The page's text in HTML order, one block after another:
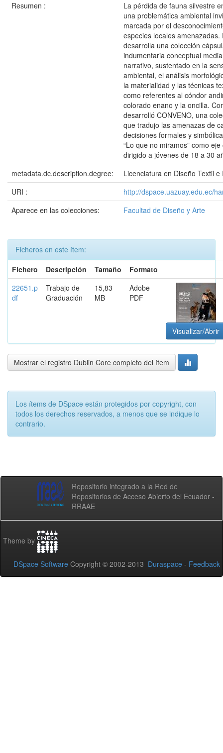
Resumen :
La pérdida de fauna silvestre
una problemática ambiental
marcada por el
especies locales amenazadas.
desarrolla una colección
indumentaria conceptual
narrativo, sustentado en la
ambiental, el análisis
la materialidad y las técnicas
como referentes al cóndor
colorado enano y la oncilla.
desarrolló CONVENO, una
que tradujo las amenazas de
decisiones formales y
“Lo que no miramos” como
dirigido a jóvenes de 18 a 30
metadata.dc.description.degree:
Licenciatura en Diseño Textil
URI :
http://dspace.uazuay.edu.ec/
Aparece en las colecciones:
Facultad de Diseño y Arte
Ficheros en este ítem:
Fichero
Descripción Tamaño
Formato
22651.p
df
Trabajo de
Graduación
15,83
MB
Adobe
PDF
Visualizar/Abrir
Mostrar el registro Dublin Core completo del ítem
Los ítems de DSpace están protegidos por copyright, con
todos los derechos reservados, a menos que se indique lo
contrario.
Repositorio integrado a la Red de
Repositorios de Acceso Abierto del Ecuador -
RRAAE
Theme by
DSpace Software Copyright © 2002-2013 Duraspace - Feedback